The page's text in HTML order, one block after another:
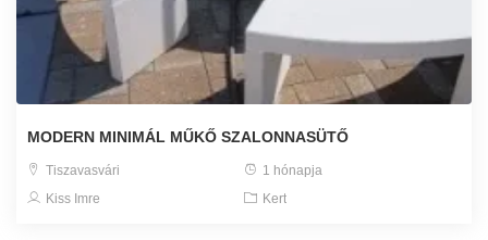
MODERN MINIMÁL MŰKŐ SZALONNASÜTŐ
Tiszavasvári
1 hónapja
Kiss Imre
Kert